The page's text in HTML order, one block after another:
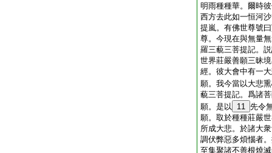
明雨種種華。爾時
西方去此如一恒河
提嵐。有佛世尊號
尊。今現在與無量
羅三藐三菩提記。
世界莊嚴善願三昧
經。彼大會中有一
願。我今當以大悲
藐三菩提記。爲諸
願。是以
11 先令
願。取於種種莊嚴
所成大悲。於諸大
調伏弊惡多煩惱者
至集聚諸不善根燒